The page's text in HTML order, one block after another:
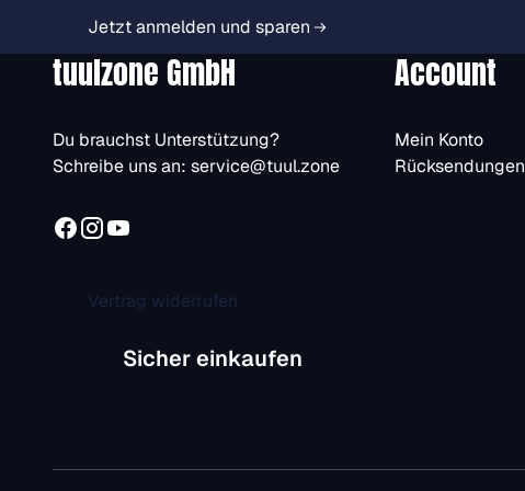
Jetzt anmelden und sparen
tuulzone GmbH
Du brauchst Unterstützung?
Schreibe uns an: service@tuul.zone
Vertrag widerrufen
Account
Mein Konto
Rücksendungen
Sicher einkaufen